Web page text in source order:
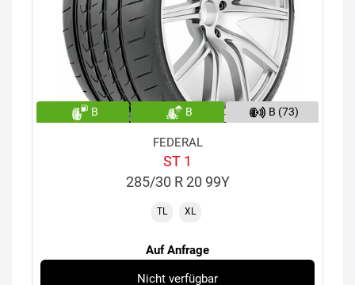
B B B (73)
FEDERAL
ST 1
285/30 R 20 99Y
TL XL
Auf Anfrage
Nicht verfügbar